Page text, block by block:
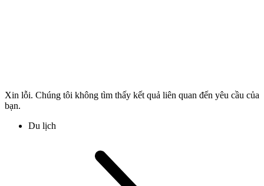
Xin lỗi. Chúng tôi không tìm thấy kết quả liên quan đến yêu cầu của
bạn.
Du lịch